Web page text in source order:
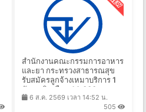
สำนักงานคณะกรรมการอาหาร
และยา กระทรวงสาธารณสุข
รับสมัครลูกจ้างเหมาบริการ 1
อัตรา เงินเดือน 14,000 บาท
ตั้งแต่บัดนี้ถึง 14 ส.ค. 2569
6 ส.ค. 2569 เวลา 14:52 น.
505